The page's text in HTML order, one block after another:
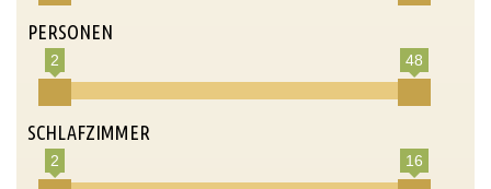
PERSONEN
2 48
SCHLAFZIMMER
2 16